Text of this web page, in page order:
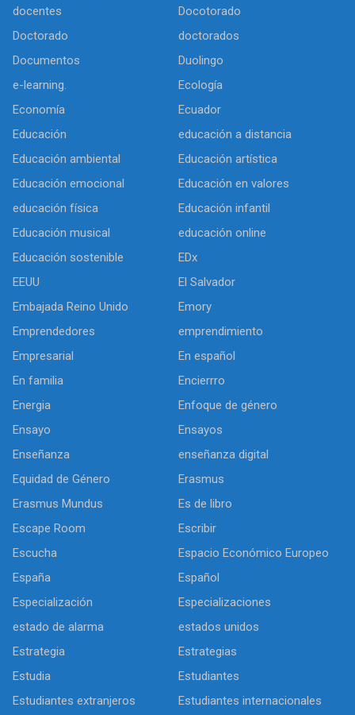
docentes
Docotorado
Doctorado
doctorados
Documentos
Duolingo
e-learning.
Ecología
Economía
Ecuador
Educación
educación a distancia
Educación ambiental
Educación artística
Educación emocional
Educación en valores
educación física
Educación infantil
Educación musical
educación online
Educación sostenible
EDx
EEUU
El Salvador
Embajada Reino Unido
Emory
Emprendedores
emprendimiento
Empresarial
En español
En familia
Encierrro
Energia
Enfoque de género
Ensayo
Ensayos
Enseñanza
enseñanza digital
Equidad de Género
Erasmus
Erasmus Mundus
Es de libro
Escape Room
Escribir
Escucha
Espacio Económico Europeo
España
Español
Especialización
Especializaciones
estado de alarma
estados unidos
Estrategia
Estrategias
Estudia
Estudiantes
Estudiantes extranjeros
Estudiantes internacionales